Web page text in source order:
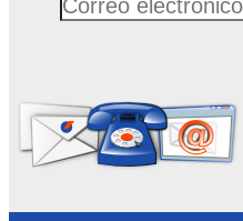
Correo